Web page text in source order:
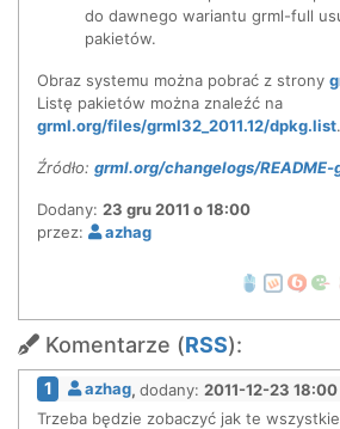
do dawnego wariantu grml-full
pakietów.
Obraz systemu można pobrać z strony
Listę pakietów można znaleźć na
grml.org/files/grml32_2011.12/dpkg.list.
Źródło: grml.org/changelogs/README-
Dodany: 23 gru 2011 o 18:00
przez:
azhag
Komentarze (RSS):
1 azhag ,dodany: 2011-12-23
Trzeba będzie zobaczyć jak te